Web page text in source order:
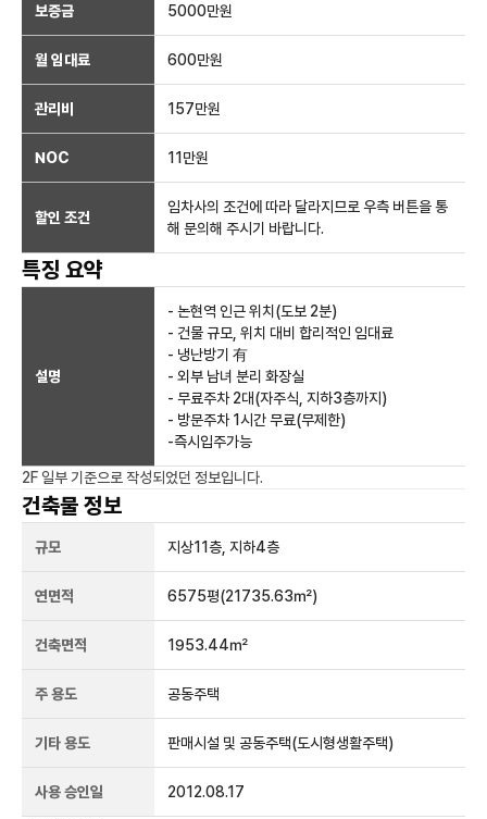
보증금 5000만원
월 임대료 600만원
관리비 157만원
NOC 11만원
할인 조건
임차사의 조건에 따라 달라지므로 우측 버튼을 통
해 문의해 주시기 바랍니다.
특징 요약
설명
- 논현역 인근 위치(도보 2분)
- 건물 규모, 위치 대비 합리적인 임대료
- 냉난방기 有
- 외부 남녀 분리 화장실
- 무료주차 2대(자주식, 지하3층까지)
- 방문주차 1시간 무료(무제한)
-즉시입주가능
2F 일부 기준으로 작성되었던 정보입니다.
건축물 정보
규모 지상11층, 지하4층
연면적 6575평(21735.63㎡)
건축면적 1953.44㎡
주 용도 공동주택
기타 용도 판매시설 및 공동주택(도시형생활주택)
사용 승인일 2012.08.17